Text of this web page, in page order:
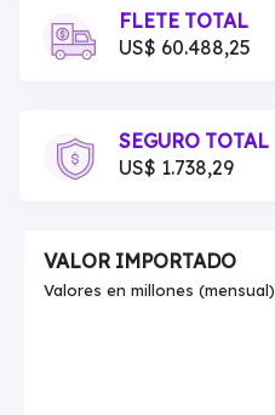
FLETE TOTAL
US$ 60.488,25
SEGURO TOTAL
US$ 1.738,29
VALOR IMPORTADO
Valores en millones (mensual)